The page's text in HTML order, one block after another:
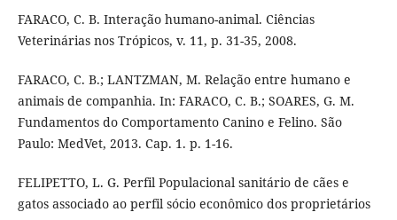
FARACO, C. B. Interação humano-animal. Ciências
Veterinárias nos Trópicos, v. 11, p. 31-35, 2008.
FARACO, C. B.; LANTZMAN, M. Relação entre humano e
animais de companhia. In: FARACO, C. B.; SOARES, G. M.
Fundamentos do Comportamento Canino e Felino. São
Paulo: MedVet, 2013. Cap. 1. p. 1-16.
FELIPETTO, L. G. Perfil Populacional sanitário de cães e
gatos associado ao perfil sócio econômico dos proprietários